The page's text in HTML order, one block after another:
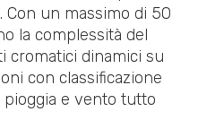
un massimo di 50
la complessità del
cromatici dinamici su
con classificazione
e vento tutto